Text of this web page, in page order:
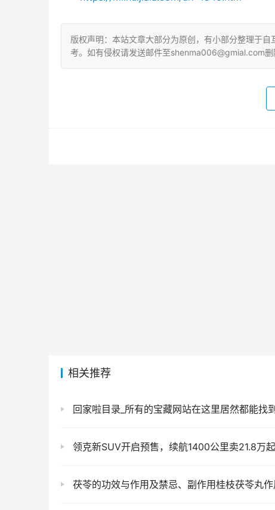
版权声明：本站文章大部分为原创，有小部分整理于
考。如有侵权请发送邮件至shenma006@gmial.com
相关推荐
回家啦目录_所有的宝藏网站在这里居然都能找到，这个导航网站真的太
领克新SUV开启预售，续航1400公里卖21.8万起，能火
茯苓的功效与作用及禁忌、副作用桂枝茯苓丸作用及功